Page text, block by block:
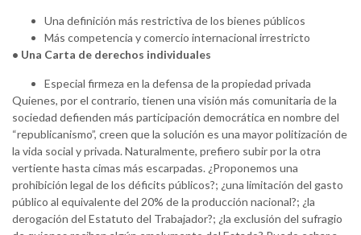
Una definición más restrictiva de los bienes públicos
Más competencia y comercio internacional irrestricto
• Una Carta de derechos individuales
Especial firmeza en la defensa de la propiedad privada
Quienes, por el contrario, tienen una visión más comunitaria de la
sociedad defienden más participación democrática en nombre del
“republicanismo”, creen que la solución es una mayor politización de
la vida social y privada. Naturalmente, prefiero subir por la otra
vertiente hasta cimas más escarpadas. ¿Proponemos una
prohibición legal de los déficits públicos?; ¿una limitación del gasto
público al equivalente del 20% de la producción nacional?; ¿la
derogación del Estatuto del Trabajador?; ¿la exclusión del sufragio